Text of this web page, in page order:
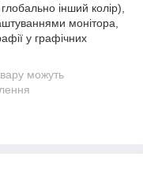
інший колір),
монітора,
у графічних
можуть